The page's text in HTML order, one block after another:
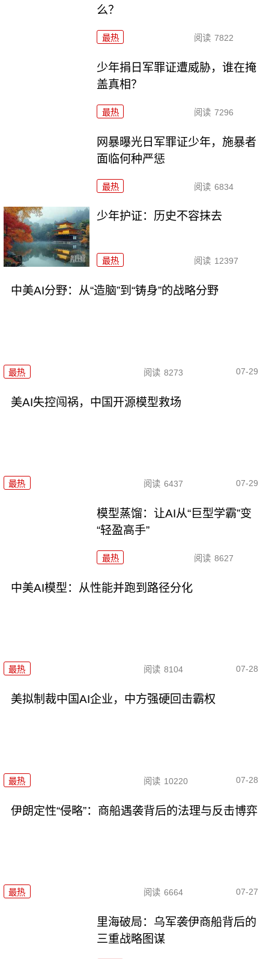
么？
最热 阅读 7822
少年捐日军罪证遭威胁，谁在掩
盖真相？
最热 阅读 7296
网暴曝光日军罪证少年，施暴者
面临何种严惩
最热 阅读 6834
少年护证：历史不容抹去
最热 阅读 12397
中美AI分野：从“造脑”到“铸身”的战略分野
最热 阅读 8273 07-29
美AI失控闯祸，中国开源模型救场
最热 阅读 6437 07-29
模型蒸馏：让AI从“巨型学霸”变
“轻盈高手”
最热 阅读 8627
中美AI模型：从性能并跑到路径分化
最热 阅读 8104 07-28
美拟制裁中国AI企业，中方强硬回击霸权
最热 阅读 10220 07-28
伊朗定性“侵略”：商船遇袭背后的法理与反击博弈
最热 阅读 6664 07-27
里海破局：乌军袭伊商船背后的
三重战略图谋